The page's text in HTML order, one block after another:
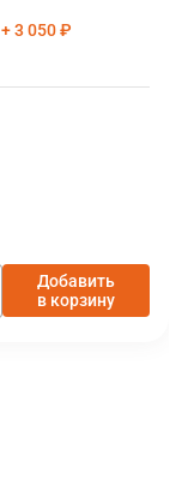
3 050 ₽
Добавить
в корзину